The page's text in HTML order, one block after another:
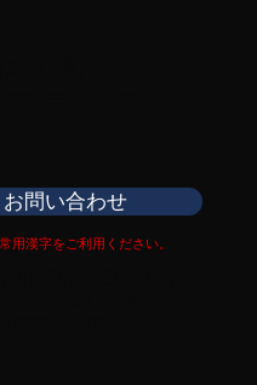
お問い合わせ
用漢字をご利用ください。